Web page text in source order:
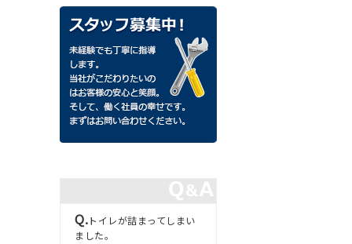
トイレが詰まってしまい
ました。